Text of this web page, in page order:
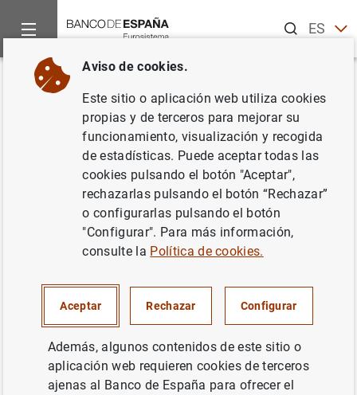
ESEN
Inicio Publicaciones
Volver
When may peseta depreciations
fuel inflation?
Autor: Enrique Alberola
, Juan Ayuso y David
López-Salido
TIPOS DE CAMBIO
Aviso de cookies.
Este sitio o aplicación web utiliza cookies
propias y de terceros para mejorar su
funcionamiento, visualización y recogida
de estadísticas. Puede aceptar todas las
cookies pulsando el botón "Aceptar",
rechazarlas pulsando el botón “Rechazar”
o configurarlas pulsando el botón
"Configurar". Para más información,
consulte la Política de cookies.
Aceptar Rechazar Configurar
Además, algunos contenidos de este sitio o
aplicación web requieren cookies de terceros
ajenas al Banco de España para ofrecer el